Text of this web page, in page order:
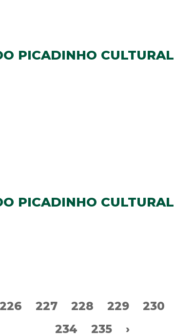
PICADINHO CULTURAL
PICADINHO CULTURAL
226 227 228 229 230
234
235 ›